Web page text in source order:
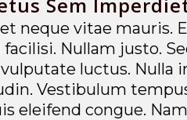
neque vitae mauris.
facilisi. Nullam justo.
luctus. Nulla
Vestibulum
eleifend congue.